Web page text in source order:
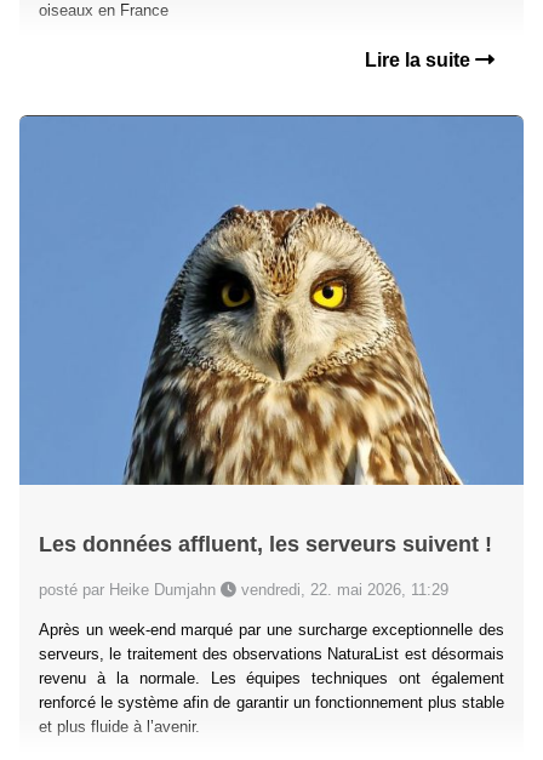
oiseaux en France
Lire la suite
Les données affluent, les serveurs suivent !
posté par Heike Dumjahn vendredi, 22. mai 2026, 11:29
Après un week-end marqué par une surcharge exceptionnelle des
serveurs, le traitement des observations NaturaList est désormais
revenu à la normale. Les équipes techniques ont également
renforcé le système afin de garantir un fonctionnement plus stable
et plus fluide à l’avenir.